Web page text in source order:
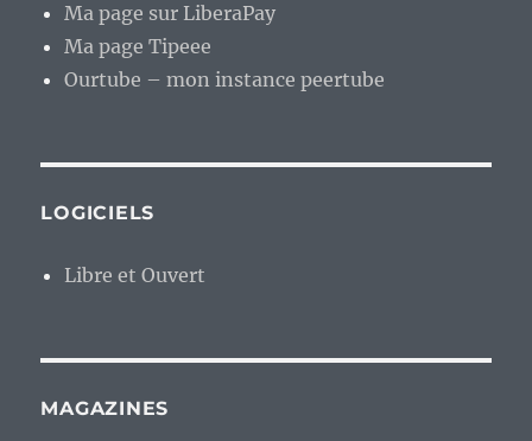
Ma page sur LiberaPay
Ma page Tipeee
Ourtube – mon instance peertube
LOGICIELS
Libre et Ouvert
MAGAZINES